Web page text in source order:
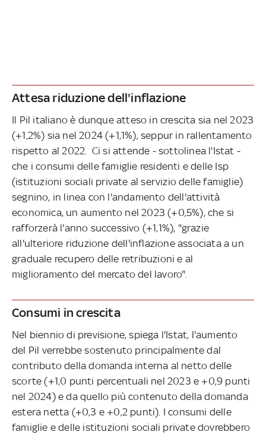
Attesa riduzione dell'inflazione
Il Pil italiano è dunque atteso in crescita sia nel 2023
(+1,2%) sia nel 2024 (+1,1%), seppur in rallentamento
rispetto al 2022. Ci si attende - sottolinea l'Istat -
che i consumi delle famiglie residenti e delle Isp
(istituzioni sociali private al servizio delle famiglie)
segnino, in linea con l'andamento dell'attività
economica, un aumento nel 2023 (+0,5%), che si
rafforzerà l'anno successivo (+1,1%), "grazie
all'ulteriore riduzione dell'inflazione associata a un
graduale recupero delle retribuzioni e al
miglioramento del mercato del lavoro".
Consumi in crescita
Nel biennio di previsione, spiega l'Istat, l'aumento
del Pil verrebbe sostenuto principalmente dal
contributo della domanda interna al netto delle
scorte (+1,0 punti percentuali nel 2023 e +0,9 punti
nel 2024) e da quello più contenuto della domanda
estera netta (+0,3 e +0,2 punti). I consumi delle
famiglie e delle istituzioni sociali private dovrebbero